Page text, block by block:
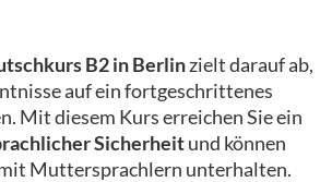
B2 in Berlinzielt darauf ab,
auf ein fortgeschrittenes
Mit diesem Kurs erreichen Sie ein
Sicherheitund können
Muttersprachlern unterhalten.